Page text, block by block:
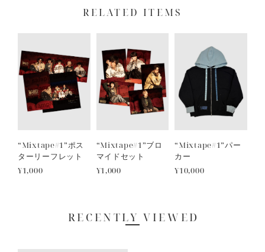
RELATED ITEMS
“Mixtape#1”ポス
ターリーフレット
¥1,000
“Mixtape#1”ブロ
マイドセット
¥1,000
“Mixtape#1”パー
カー
¥10,000
RECENTLY VIEWED